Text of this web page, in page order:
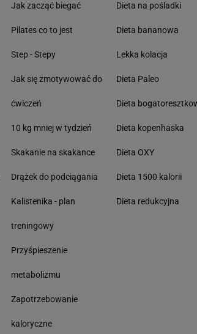
Jak zacząć biegać
Pilates co to jest
Step - Stepy
Jak się zmotywować do
ćwiczeń
10 kg mniej w tydzień
Skakanie na skakance
Drążek do podciągania
Kalistenika - plan
treningowy
Przyśpieszenie
metabolizmu
Zapotrzebowanie
kaloryczne
Dieta na pośladki
Dieta bananowa
Lekka kolacja
Dieta Paleo
Dieta
Dieta kopenhaska
Dieta OXY
Dieta 1500 kalorii
Dieta redukcyjna